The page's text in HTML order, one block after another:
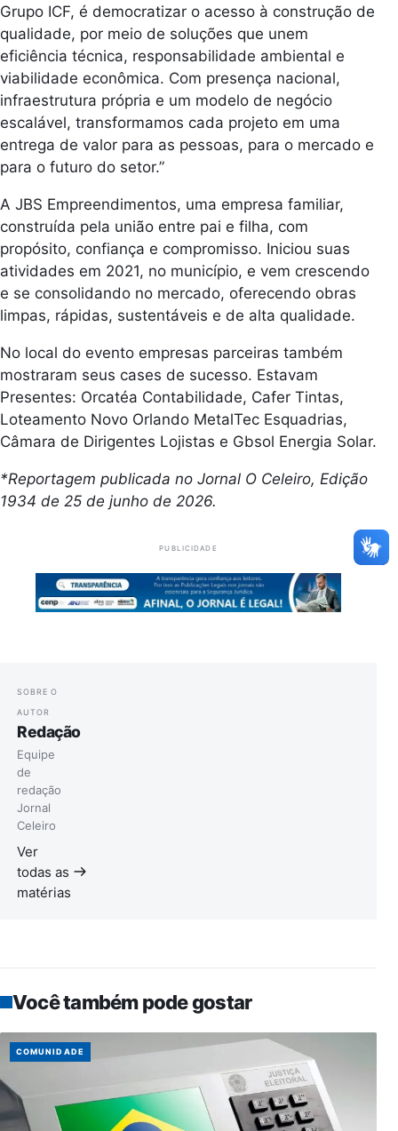
Grupo ICF, é democratizar o acesso à construção de
qualidade, por meio de soluções que unem
eficiência técnica, responsabilidade ambiental e
viabilidade econômica. Com presença nacional,
infraestrutura própria e um modelo de negócio
escalável, transformamos cada projeto em uma
entrega de valor para as pessoas, para o mercado e
para o futuro do setor.”
A JBS Empreendimentos, uma empresa familiar,
construída pela união entre pai e filha, com
propósito, confiança e compromisso. Iniciou suas
atividades em 2021, no município, e vem crescendo
e se consolidando no mercado, oferecendo obras
limpas, rápidas, sustentáveis e de alta qualidade.
No local do evento empresas parceiras também
mostraram seus cases de sucesso. Estavam
Presentes: Orcatéa Contabilidade, Cafer Tintas,
Loteamento Novo Orlando MetalTec Esquadrias,
Câmara de Dirigentes Lojistas e Gbsol Energia Solar.
*Reportagem publicada no Jornal O Celeiro, Edição
1934 de 25 de junho de 2026.
PUBLICIDADE
SOBRE O
AUTOR
Redação
Equipe
de
redação
Jornal
Celeiro
Ver
todas as
matérias
Você também pode gostar
COMUNIDADE